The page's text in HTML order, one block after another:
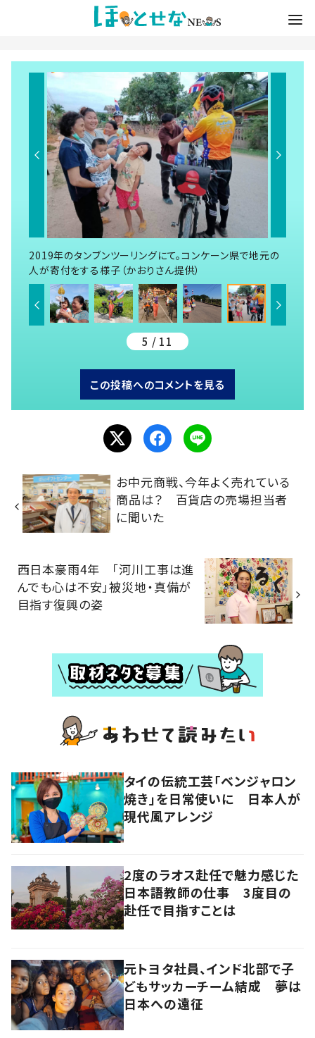
2019年のタンブンツーリングにて。コンケーン県で地元の
人が寄付をする様子（かおりさん提供）
5 / 11
この投稿へのコメントを見る
お中元商戦、今年よく売れている
商品は？ 百貨店の売場担当者
に聞いた
西日本豪雨4年 「河川工事は進
んでも心は不安」被災地・真備が
目指す復興の姿
タイの伝統工芸「ベンジャロン
焼き」を日常使いに 日本人が
現代風アレンジ
2度のラオス赴任で魅力感じた
日本語教師の仕事 3度目の
赴任で目指すことは
元トヨタ社員、インド北部で子
どもサッカーチーム結成 夢は
日本への遠征